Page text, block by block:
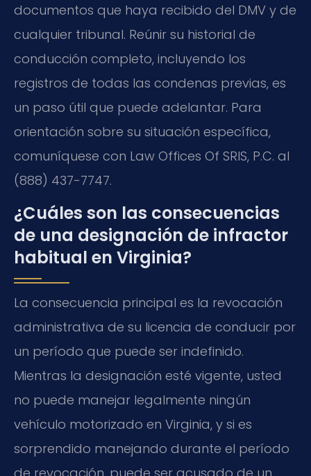
documentos que haya recibido del DMV y de
cualquier tribunal. Reúnir su historial de
conducción completo, incluyendo los
registros de todas las condenas previas, es
un paso útil que puede adelantar. Para
orientación sobre su situación específica,
comuníquese con Law Offices Of SRIS, P.C. al
(888) 437-7747.
¿Cuáles son las consecuencias
de una designación de infractor
habitual en Virginia?
La consecuencia principal es la revocación
administrativa de su licencia de conducir por
un período que puede ser indefinido.
Mientras la designación esté vigente, usted
no puede manejar legalmente ningún
vehículo motorizado en Virginia, y si es
sorprendido manejando durante el período